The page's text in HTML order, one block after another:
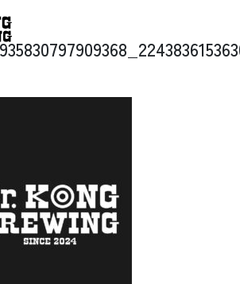
ション